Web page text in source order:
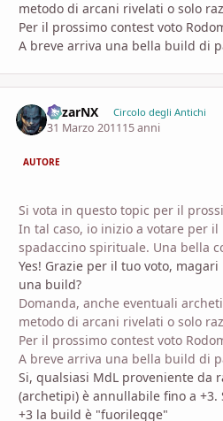
metodo di arcani rivelati o solo
Per il prossimo contest voto
A breve arriva una bella build di
MizarNX Circolo degli Antichi
31 Marzo 201115 anni
AUTORE
Si vota in questo topic per il
In tal caso, io inizio a votare per
spadaccino spirituale. Una bella
Yes! Grazie per il tuo voto,
una build?
Domanda, anche eventuali
metodo di arcani rivelati o solo
Per il prossimo contest voto
A breve arriva una bella build di
Si, qualsiasi MdL proveniente da
(archetipi) è annullabile fino a +3.
+3 la build è "fuorilegge"